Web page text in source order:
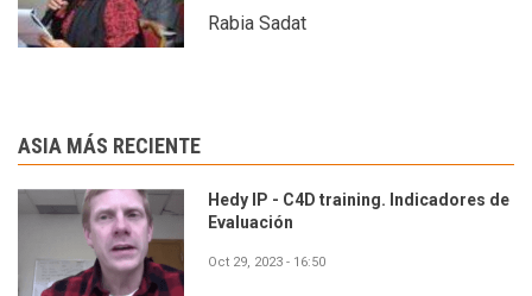
Rabia Sadat
ASIA MÁS RECIENTE
Hedy IP - C4D training. Indicadores de
Evaluación
Oct 29, 2023 - 16:50